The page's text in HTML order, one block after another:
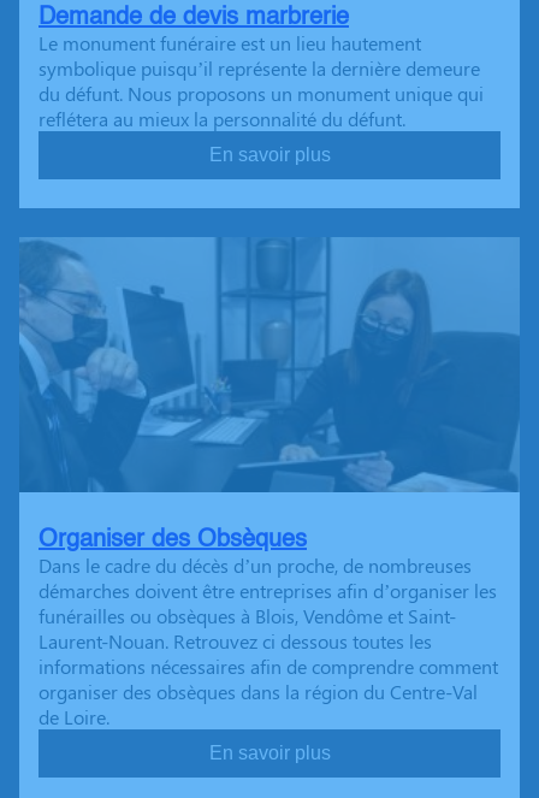
Demande de devis marbrerie
Le monument funéraire est un lieu hautement
symbolique puisqu’il représente la dernière demeure
du défunt. Nous proposons un monument unique qui
reflétera au mieux la personnalité du défunt.
En savoir plus
Organiser des Obsèques
Dans le cadre du décès d’un proche, de nombreuses
démarches doivent être entreprises afin d’organiser les
funérailles ou obsèques à Blois, Vendôme et Saint-
Laurent-Nouan. Retrouvez ci dessous toutes les
informations nécessaires afin de comprendre comment
organiser des obsèques dans la région du Centre-Val
de Loire.
En savoir plus